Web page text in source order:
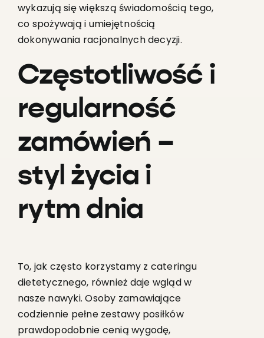
wykazują się większą świadomością tego,
co spożywają i umiejętnością
dokonywania racjonalnych decyzji.
Częstotliwość i
regularność
zamówień –
styl życia i
rytm dnia
To, jak często korzystamy z cateringu
dietetycznego, również daje wgląd w
nasze nawyki. Osoby zamawiające
codziennie pełne zestawy posiłków
prawdopodobnie cenią wygodę,